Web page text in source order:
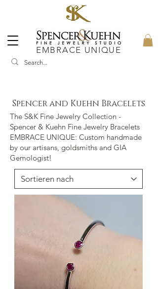
EMBRACE UNIQUE
Spencer and Kuehn Bracelets
The S&K Fine Jewelry Collection -
Spencer & Kuehn Fine Jewelry Bracelets
EMBRACE UNIQUE: Custom handmade
by our artisans, goldsmiths and GIA
Gemologist!